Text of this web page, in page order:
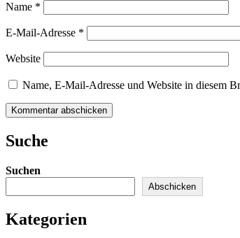
Name *
E-Mail-Adresse *
Website
Name, E-Mail-Adresse und Website in diesem
Kommentar abschicken
Suche
Suchen
Abschicken
Kategorien